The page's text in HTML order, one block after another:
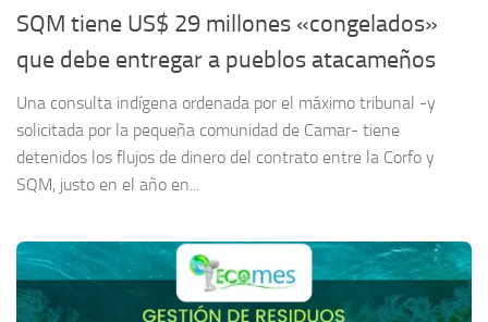
SQM tiene US$ 29 millones «congelados»
que debe entregar a pueblos atacameños
Una consulta indígena ordenada por el máximo tribunal -y
solicitada por la pequeña comunidad de Camar- tiene
detenidos los flujos de dinero del contrato entre la Corfo y
SQM, justo en el año en...